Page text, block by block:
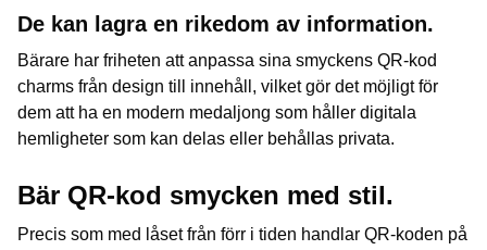
De kan lagra en rikedom av information.
Bärare har friheten att anpassa sina smyckens QR-kod
charms från design till innehåll, vilket gör det möjligt för
dem att ha en modern medaljong som håller digitala
hemligheter som kan delas eller behållas privata.
Bär QR-kod smycken med stil.
Precis som med låset från förr i tiden handlar QR-koden på